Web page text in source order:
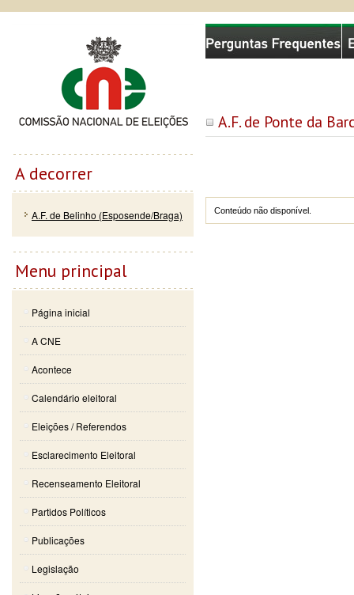
A.F. de Ponte da
Conteúdo não disponível.
Comissão Nacional de Eleições
A decorrer
A.F. de Belinho (Esposende/Braga)
Menu principal
Página inicial
A CNE
Acontece
Calendário eleitoral
Eleições / Referendos
Esclarecimento Eleitoral
Recenseamento Eleitoral
Partidos Políticos
Publicações
Legislação